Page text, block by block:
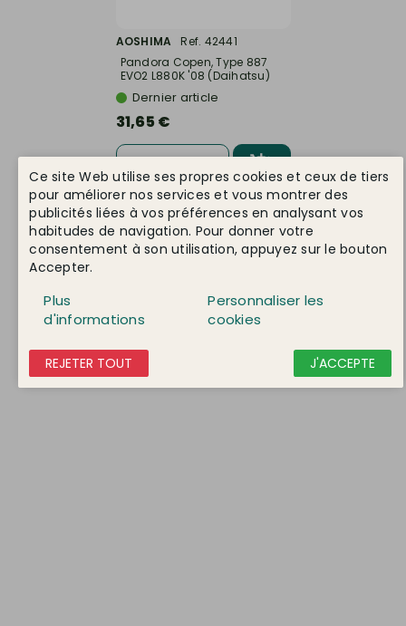
AOSHIMA
Ref. 42441
Pandora Copen, Type 887
EVO2 L880K '08 (Daihatsu)
-... Dernier article
31,65 €
Ce site Web utilise ses propres cookies et ceux de tiers
pour améliorer nos services et vous montrer des
publicités liées à vos préférences en analysant vos
habitudes de navigation. Pour donner votre
consentement à son utilisation, appuyez sur le bouton
Accepter.
Plus
d'informations
Personnaliser les
cookies
REJETER TOUT J'ACCEPTE